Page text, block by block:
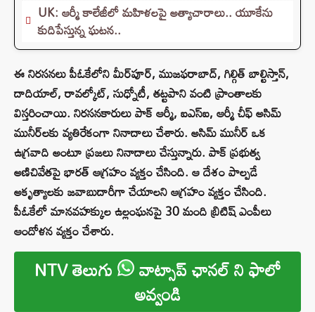
UK: ఆర్మీ కాలేజీలో మహిళలపై అత్యాచారాలు.. యూకేను
కుదిపేస్తున్న ఘటన..
ఈ నిరసనలు పీఓకేలోని మీర్‌పూర్, ముజఫరాబాద్, గిల్గిత్ బాల్టిస్తాన్,
దాదియాల్, రావల్కోట్, సుధ్నోటీ, తట్టపాని వంటి ప్రాంతాలకు
విస్తరించాయి. నిరసనకారులు పాక్ ఆర్మీ, ఐఎస్ఐ, ఆర్మీ చీఫ్ అసిమ్
మునీర్‌లకు వ్యతిరేకంగా నినాదాలు చేశారు. అసిమ్ మునీర్ ఒక
ఉగ్రవాది అంటూ ప్రజలు నినాదాలు చేస్తున్నారు. పాక్ ప్రభుత్వ
అణిచివేతపై భారత్ ఆగ్రహం వ్యక్తం చేసింది. ఆ దేశం పాల్పడే
అకృత్యాలకు జవాబుదారీగా చేయాలని ఆగ్రహం వ్యక్తం చేసింది.
పీఓకేలో మానవహక్కుల ఉల్లంఘనపై 30 మంది బ్రిటిష్ ఎంపీలు
ఆందోళన వ్యక్తం చేశారు.
NTV తెలుగు వాట్సాప్ ఛానల్ ని ఫాలో
అవ్వండి